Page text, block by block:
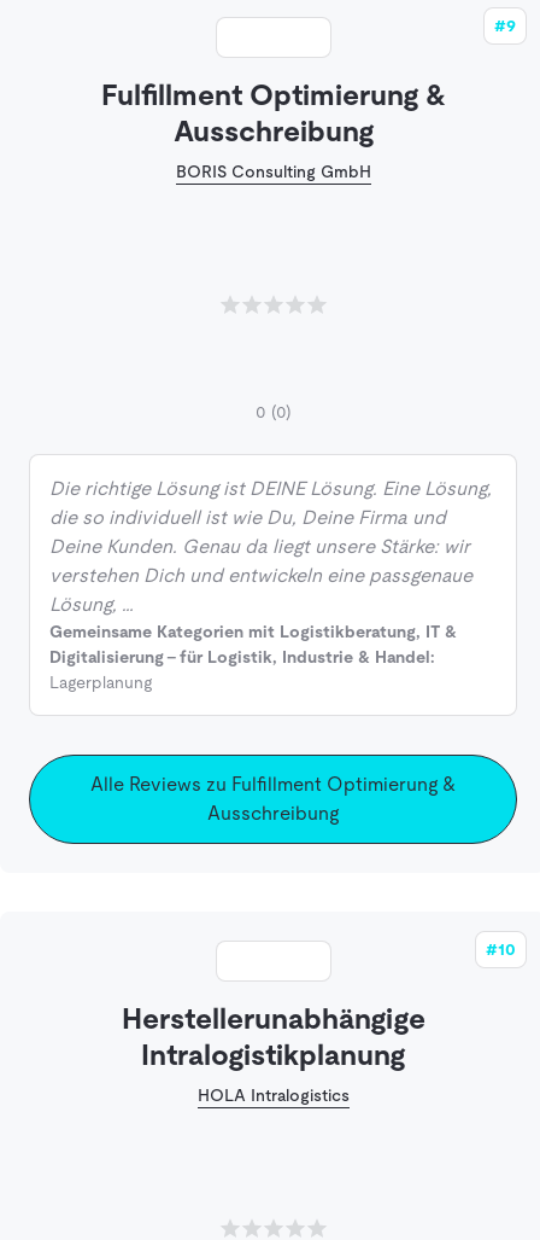
#9
Fulfillment Optimierung &
Ausschreibung
BORIS Consulting GmbH
0 (0)
Die richtige Lösung ist DEINE Lösung. Eine Lösung,
die so individuell ist wie Du, Deine Firma und
Deine Kunden. Genau da liegt unsere Stärke: wir
verstehen Dich und entwickeln eine passgenaue
Lösung, …
Gemeinsame Kategorien mit Logistikberatung, IT &
Digitalisierung - für Logistik, Industrie & Handel:
Lagerplanung
Alle Reviews zu Fulfillment Optimierung &
Ausschreibung
#10
Herstellerunabhängige
Intralogistikplanung
HOLA Intralogistics